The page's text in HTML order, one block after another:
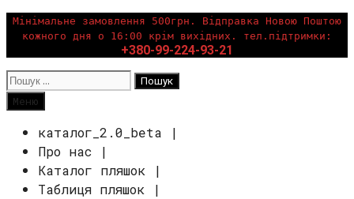
Перейти
вмісту
Мінімальне замовлення 500грн. Відправка Новою Поштою
кожного дня о 16:00 крім вихідних. тел.підтримки:
+380-99-224-93-21
Пошук:
Пошук
Меню
каталог_2.0_beta |
Про нас |
Каталог пляшок |
Таблиця пляшок |